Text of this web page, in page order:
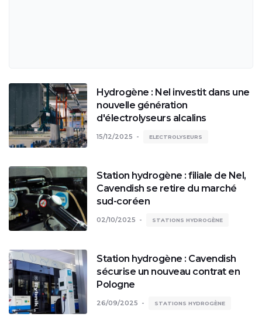
Hydrogène : Nel investit dans une
nouvelle génération
d'électrolyseurs alcalins
15/12/2025 ELECTROLYSEURS
Station hydrogène : filiale de Nel,
Cavendish se retire du marché
sud-coréen
02/10/2025 STATIONS HYDROGÈNE
Station hydrogène : Cavendish
sécurise un nouveau contrat en
Pologne
26/09/2025 STATIONS HYDROGÈNE